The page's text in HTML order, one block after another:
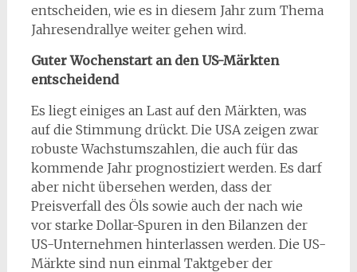
entscheiden, wie es in diesem Jahr zum Thema
Jahresendrallye weiter gehen wird.
Guter Wochenstart an den US-Märkten
entscheidend
Es liegt einiges an Last auf den Märkten, was
auf die Stimmung drückt. Die USA zeigen zwar
robuste Wachstumszahlen, die auch für das
kommende Jahr prognostiziert werden. Es darf
aber nicht übersehen werden, dass der
Preisverfall des Öls sowie auch der nach wie
vor starke Dollar-Spuren in den Bilanzen der
US-Unternehmen hinterlassen werden. Die US-
Märkte sind nun einmal Taktgeber der